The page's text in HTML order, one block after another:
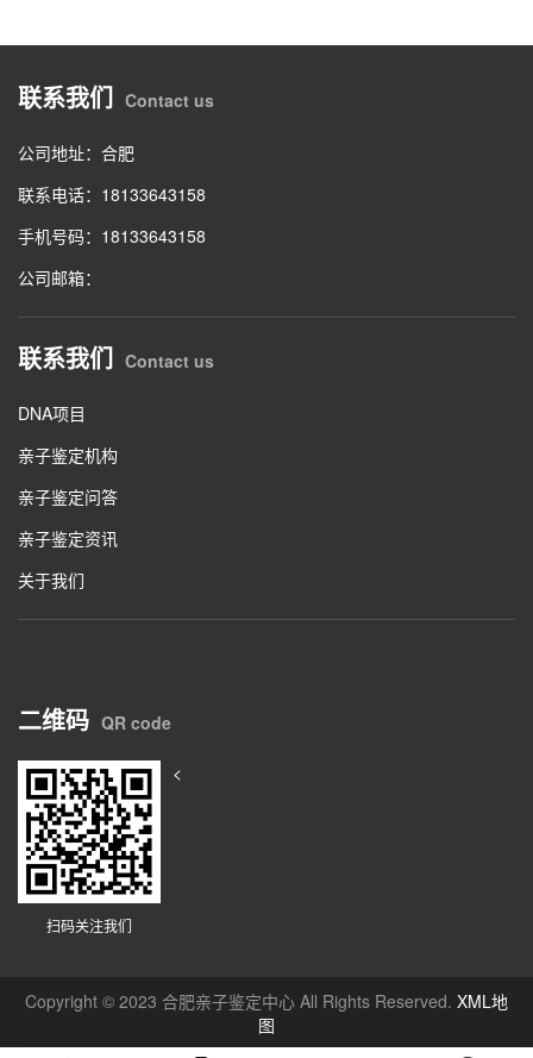
联系我们 Contact us
公司地址：合肥
联系电话：18133643158
手机号码：18133643158
公司邮箱：
联系我们 Contact us
DNA项目
亲子鉴定机构
亲子鉴定问答
亲子鉴定资讯
关于我们
二维码 QR code
扫码关注我们
<
Copyright © 2023 合肥亲子鉴定中心 All Rights Reserved. XML地
图